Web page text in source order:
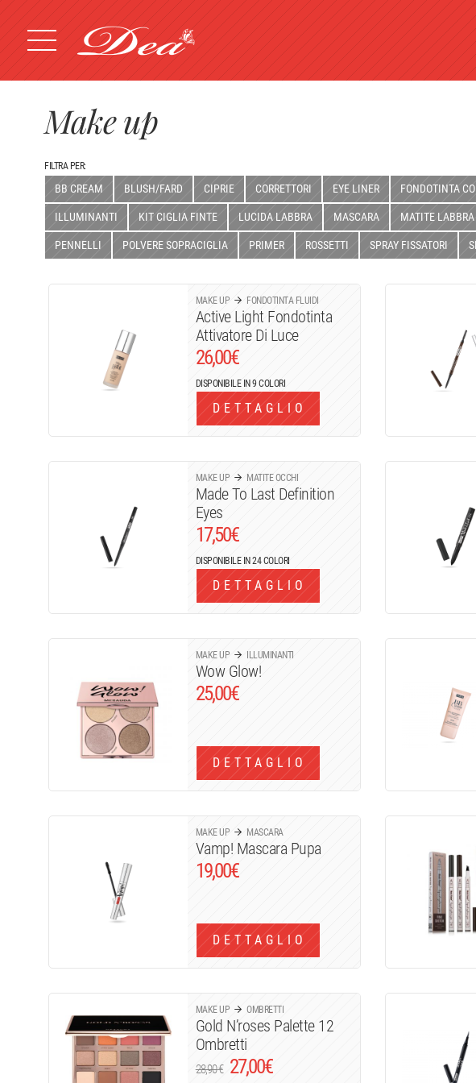
Make up
FILTRA PER:
BB CREAM BLUSH/FARD CIPRIE CORRETTORI EYE LINER FONDOTINTA
ILLUMINANTI KIT CIGLIA FINTE LUCIDA LABBRA MASCARA MATITE LABBRA
PENNELLI POLVERE SOPRACIGLIA PRIMER ROSSETTI SPRAY FISSATORI
MAKE UP FONDOTINTA FLUIDI
Active Light Fondotinta
Attivatore Di Luce
26,00€
DISPONIBILE IN 9 COLORI
DETTAGLIO
MAKE UP MATITE OCCHI
Made To Last Definition
Eyes
17,50€
DISPONIBILE IN 24 COLORI
DETTAGLIO
MAKE UP ILLUMINANTI
Wow Glow!
25,00€
DETTAGLIO
MAKE UP MASCARA
Vamp! Mascara Pupa
19,00€
DETTAGLIO
MAKE UP OMBRETTI
Gold N’roses Palette 12
Ombretti
28,90€ 27,00€